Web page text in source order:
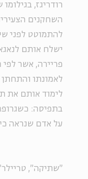
רודריגז,
השחקנים
להתמוטט לפני
ישלח אותם
פריירה, אשר לפי
לאמונתו
לימוד אותם את
בתפיסה:
על אדם שנראה
"שתיקה",